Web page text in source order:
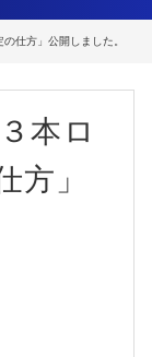
仕方」公開しました。
本ロ
方」